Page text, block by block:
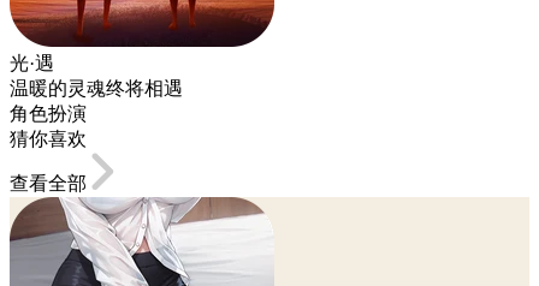
光·遇
温暖的灵魂终将相遇
角色扮演
猜你喜欢
查看全部